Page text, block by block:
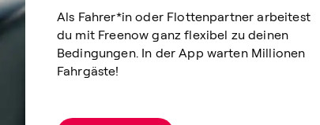
Als Fahrer*in oder Flottenpartner arbeitest
du mit Freenow ganz flexibel zu deinen
Bedingungen. In der App warten Millionen
Fahrgäste!